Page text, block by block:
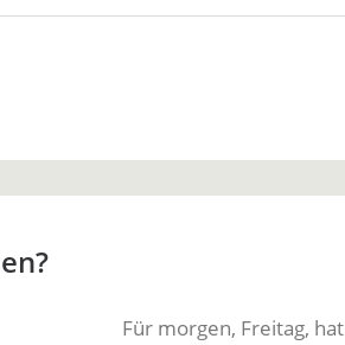
Für morgen, Freitag, hat